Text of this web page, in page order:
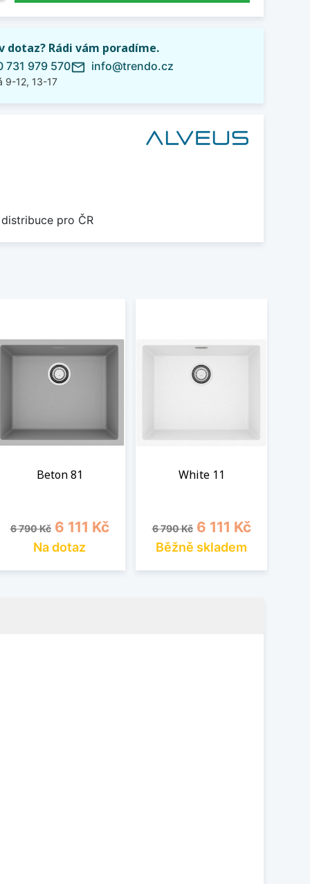
dotaz? Rádi vám poradíme.
731 979 570
9-12, 13-17
mail_outline info@trendo.cz
pro ČR
Beton 81
Běžná cena
6 790 Kč Cena
6 111 Kč
Na dotaz
White 11
Běžná cena
6 790 Kč Cena
6 111 Kč
Běžně skladem